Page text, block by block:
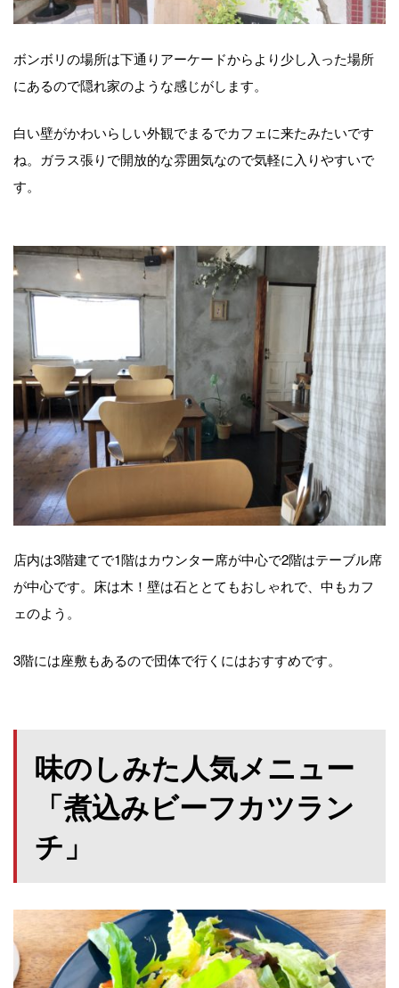
ボンボリの場所は下通りアーケードからより少し入った場所
にあるので隠れ家のような感じがします。
白い壁がかわいらしい外観でまるでカフェに来たみたいです
ね。ガラス張りで開放的な雰囲気なので気軽に入りやすいで
す。
店内は3階建てで1階はカウンター席が中心で2階はテーブル席
が中心です。床は木！壁は石ととてもおしゃれで、中もカフ
ェのよう。
3階には座敷もあるので団体で行くにはおすすめです。
味のしみた人気メニュー
「煮込みビーフカツラン
チ」